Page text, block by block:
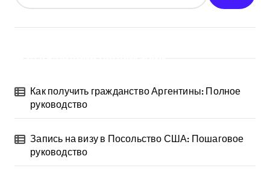
Как получить гражданство Аргентины: Полное
руководство
Запись на визу в Посольство США: Пошаговое
руководство